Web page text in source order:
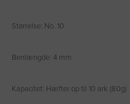
Størrelse: No. 10
Benlængde: 4 mm
Kapacitet: Hæfter op til 10 ark (80g)